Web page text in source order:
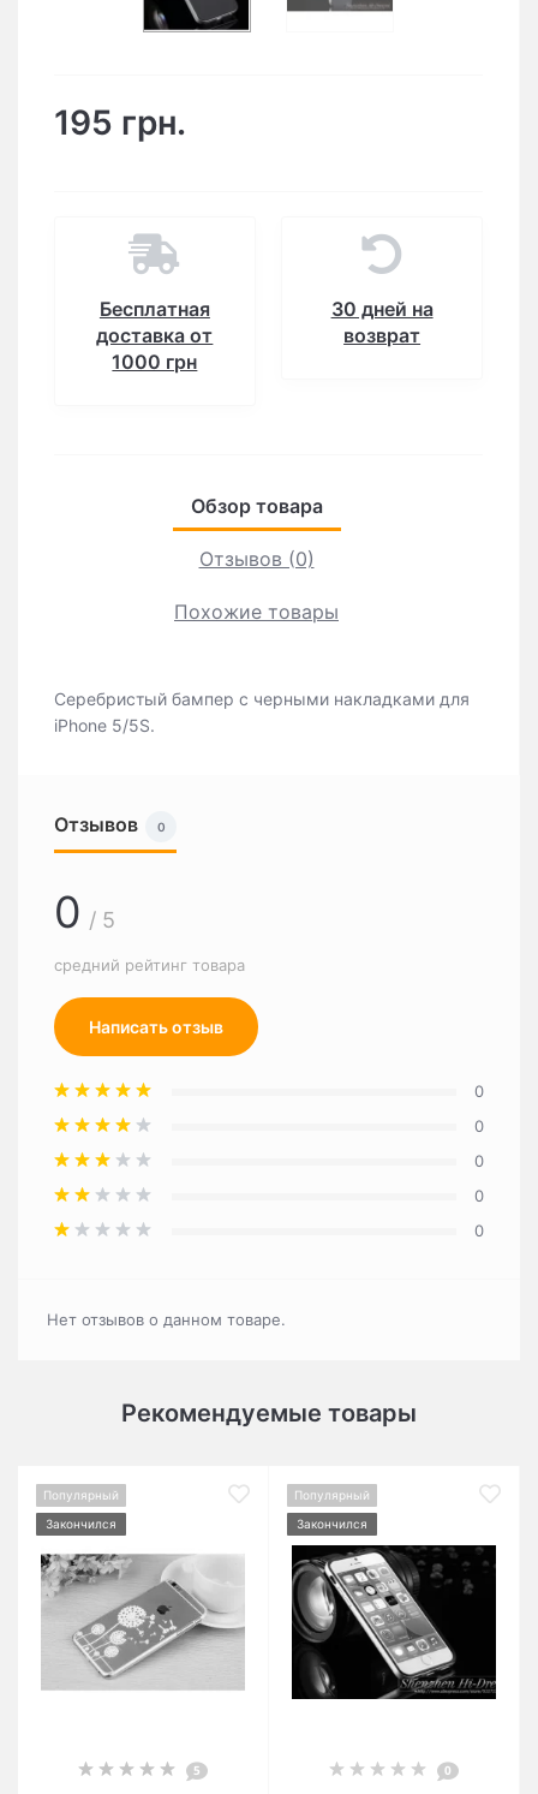
195 грн.
Бесплатная
доставка от
1000 грн
30 дней на
возврат
Обзор товара
Отзывов (0)
Похожие товары
Серебристый бампер с черными накладками для
iPhone 5/5S.
Отзывов 0
0 / 5
средний рейтинг товара
Написать отзыв
0
0
0
0
0
Нет отзывов о данном товаре.
Рекомендуемые товары
Популярный
Закончился
5
Популярный
Закончился
0